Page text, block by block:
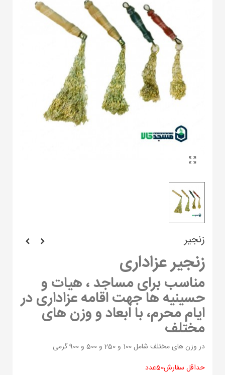
زنجیر
زنجیر عزاداری
مناسب برای مساجد ، هیات و
حسینیه ها جهت اقامه عزاداری در
ایام محرم، با ابعاد و وزن های
مختلف
در وزن های مختلف شامل 100 و 250 و 500 و 900 گرمی
حداقل سفارش50عدد